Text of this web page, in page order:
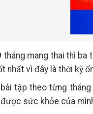
tháng mang thai thì
nhất vì đây là thời kỳ
tập theo từng
sức khỏe của